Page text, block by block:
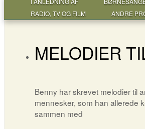
RADIO, TV OG FILM
ANDRE
MELODIER
Benny har skrevet melodier til
mennesker, som han allerede
sammen med